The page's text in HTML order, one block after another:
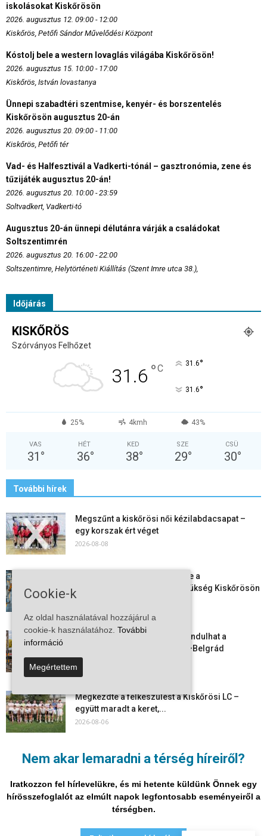
Nem akar lemaradni a térség híreiről?
Iratkozzon fel hírlevelükre, és mi hetente küldünk Önnek egy
hírösszefoglalót az elmúlt napok legfontosabb eseményeiről a
térségben.
iskolásokat Kiskőrösön
2026. augusztus 12. 09:00 - 12:00
Kiskőrös, Petőfi Sándor Művelődési Központ
Kóstolj bele a western lovaglás világába Kiskőrösön!
2026. augusztus 15. 10:00 - 17:00
Kiskőrös, István lovastanya
Ünnepi szabadtéri szentmise, kenyér- és borszentelés
Kiskőrösön augusztus 20-án
2026. augusztus 20. 09:00 - 11:00
Kiskőrös, Petőfi tér
Vad- és Halfesztivál a Vadkerti-tónál – gasztronómia, zene és
tűzijáték augusztus 20-án!
2026. augusztus 20. 10:00 - 23:59
Soltvadkert, Vadkerti-tó
Augusztus 20-án ünnepi délutánra várják a családokat
Soltszentimrén
2026. augusztus 20. 16:00 - 22:00
Soltszentimre, Helytörténeti Kiállítás (Szent Imre utca 38.),
Időjárás
KISKŐRÖS
Szórványos Felhőzet
31.6 °C 31.6°
31.6°
25% 4kmh 43%
VAS
31 °
HÉT
36°
KED
38°
SZE
29°
CSÜ
30°
További hírek
Megszűnt a kiskőrösi női kézilabdacsapat –
egy korszak ért véget
2026-08-08
Aktuális állásajánlatok: ezekre a
munkavállalókra van most szükség Kiskőrösön
és a...
2026-08-07
Vitézy Dávid: már ősszel újraindulhat a
személyszállítás a Budapest–Belgrád
vasútvonalon
2026-08-06
Megkezdte a felkészülést a Kiskőrösi LC –
együtt maradt a keret,...
2026-08-06
Mi történik Európa felett? Ezért nem tud
szabadulni a kontinens a...
2026-08-05
Cookie-k
Az oldal használatával hozzájárul a
cookie-k használatához. További
információ
Megértettem